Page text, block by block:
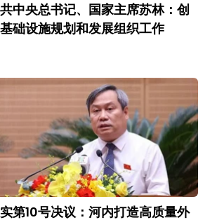
中央总书记、国家主席苏林：创
础设施规划和发展组织工作
第10号决议：河内打造高质量外